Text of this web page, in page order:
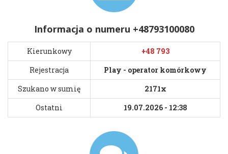
Informacja o numeru +48793100080
Kierunkowy
+48 793
Rejestracja
Play - operator komórkowy
Szukano w sumię
2171x
Ostatni
19.07.2026 - 12:38